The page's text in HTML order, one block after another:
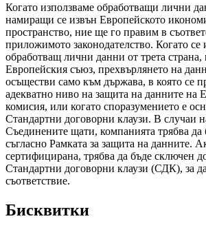
Когато използваме обработващи лични
намиращи се извън Европейското
пространство, ние ще го правим в
приложимото законодателство. Когато се
обработващ лични данни от трета
Европейския съюз, прехвърлянето на
осъществи само към държава, в която се
адекватно ниво на защита на данните на
комисия, или когато споразумението е
Стандартни договорни клаузи. В случаи
Съединените щати, компанията трябва да
съгласно Рамката за защита на данните.
сертифицирана, трябва да бъде сключен
Стандартни договорни клаузи (СДК), за
съответствие.
Бисквитки